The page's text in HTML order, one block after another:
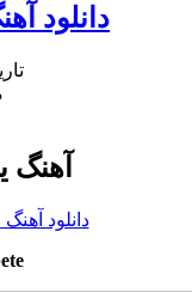
دانلود
دانلود